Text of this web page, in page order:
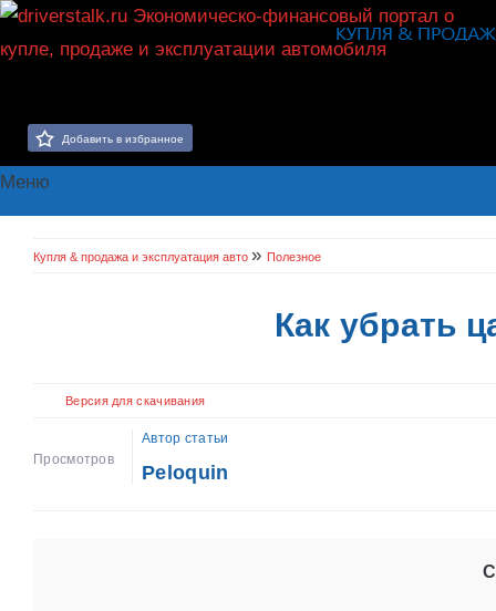
Добавить в избранное
Меню
Купля & продажа и эксплуатация авто » Полезное
Как убрать
Версия для скачивания
Просмотров
Автор статьи
Peloquin